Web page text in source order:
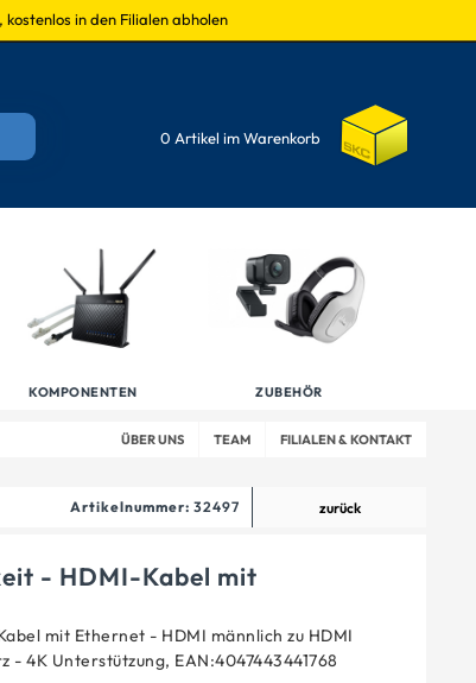
kostenlos in den Filialen abholen
0 Artikel im Warenkorb
KOMPONENTEN ZUBEHÖR
ÜBER UNS TEAM FILIALEN & KONTAKT
Artikelnummer: 32497 zurück
- HDMI-Kabel mit
mit Ethernet - HDMI männlich zu HDMI
4K Unterstützung, EAN:4047443441768